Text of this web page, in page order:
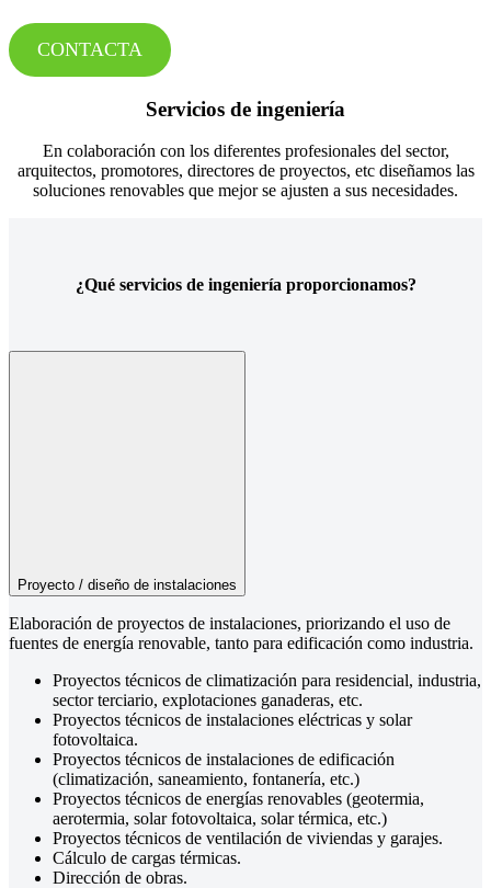
CONTACTA
Servicios de ingeniería
En colaboración con los diferentes profesionales del sector,
arquitectos, promotores, directores de proyectos, etc diseñamos las
soluciones renovables que mejor se ajusten a sus necesidades.
¿Qué servicios de ingeniería proporcionamos?
Proyecto / diseño de instalaciones
Elaboración de proyectos de instalaciones, priorizando el uso de
fuentes de energía renovable, tanto para edificación como industria.
Proyectos técnicos de climatización para residencial, industria,
sector terciario, explotaciones ganaderas, etc.
Proyectos técnicos de instalaciones eléctricas y solar
fotovoltaica.
Proyectos técnicos de instalaciones de edificación
(climatización, saneamiento, fontanería, etc.)
Proyectos técnicos de energías renovables (geotermia,
aerotermia, solar fotovoltaica, solar térmica, etc.)
Proyectos técnicos de ventilación de viviendas y garajes.
Cálculo de cargas térmicas.
Dirección de obras.